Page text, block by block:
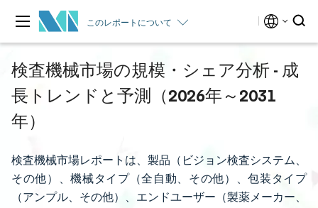
このレポートについて
検査機械市場の規模・シェア分析 - 成
長トレンドと予測（2026年～2031
年）
検査機械市場レポートは、製品（ビジョン検査システム、
その他）、機械タイプ（全自動、その他）、包装タイプ
（アンプル、その他）、エンドユーザー（製薬メーカー、